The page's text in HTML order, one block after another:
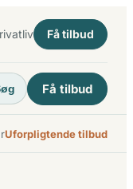
Få tilbud
Få tilbud
Uforpligtende tilbud